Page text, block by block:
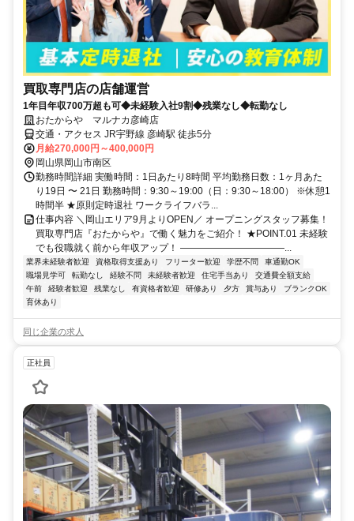
買取専門店の店舗運営
1年目年収700万超も可◆未経験入社9割◆残業なし◆転勤なし
おたからや マルナカ彦崎店
交通・アクセス JR宇野線 彦崎駅 徒歩5分
月給270,000円～400,000円
岡山県岡山市南区
勤務時間詳細 実働時間：1日あたり8時間 平均勤務日数：1ヶ月あた
り19日 〜 21日 勤務時間：9:30～19:00（日：9:30～18:00） ※休憩1
時間半 ★原則定時退社 ワークライフバラ...
仕事内容 ＼岡山エリア9月よりOPEN／ オープニングスタッフ募集！
買取専門店『おたからや』で働く魅力をご紹介！ ★POINT.01 未経験
でも役職就く前から年収アップ！ ―――――――――――...
業界未経験者歓迎 資格取得支援あり フリーター歓迎 学歴不問
車通勤OK
職場見学可
転勤なし 経験不問 未経験者歓迎 住宅手当あり
交通費全額支給
午前
経験者歓迎 残業なし 有資格者歓迎 研修あり 夕方 賞与あり
ブランクOK
育休あり
同じ企業の求人
正社員